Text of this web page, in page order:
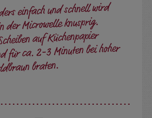
einfach und schnell wird
der Microwelle knusprig.
auf Küchenpapier
für ca. 2-3 Minuten bei hoher
braten.